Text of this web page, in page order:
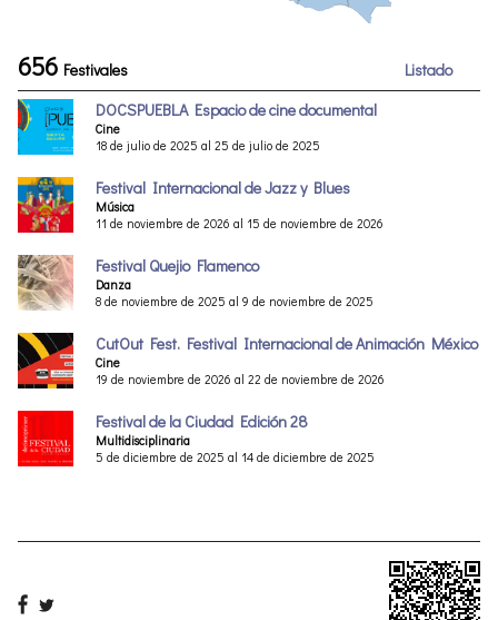
656 Festivales
Listado
DOCSPUEBLA Espacio de cine documental
Cine
18 de julio de 2025 al 25 de julio de 2025
Festival Internacional de Jazz y Blues
Música
11 de noviembre de 2026 al 15 de noviembre de 2026
Festival Quejio Flamenco
Danza
8 de noviembre de 2025 al 9 de noviembre de 2025
CutOut Fest. Festival Internacional de Animación México
Cine
19 de noviembre de 2026 al 22 de noviembre de 2026
Festival de la Ciudad Edición 28
Multidisciplinaria
5 de diciembre de 2025 al 14 de diciembre de 2025